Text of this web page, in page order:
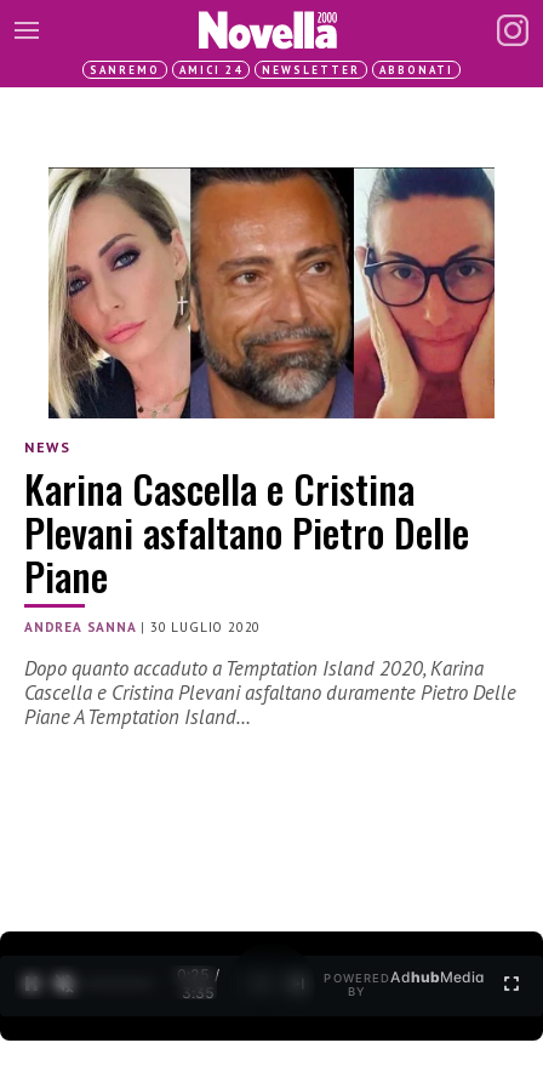
SANREMO AMICI 24 NEWSLETTER ABBONATI
NEWS
Karina Cascella e Cristina
Plevani asfaltano Pietro Delle
Piane
ANDREA SANNA |30 LUGLIO 2020
Dopo quanto accaduto a Temptation Island 2020, Karina
Cascella e Cristina Plevani asfaltano duramente Pietro Delle
Piane A Temptation Island…
0:25 /
3:35
POWERED
BY
AdhubMedia